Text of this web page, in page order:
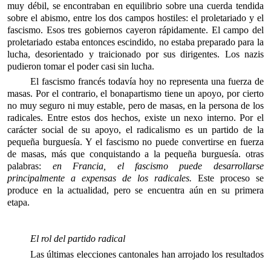
muy débil, se encontraban en equilibrio sobre una cuerda tendida
sobre el abismo, entre los dos campos hostiles: el proletariado y el
fascismo. Esos tres gobiernos cayeron rápidamente. El campo del
proletariado estaba entonces escindido, no estaba preparado para la
lucha, desorientado y traicionado por sus dirigentes. Los nazis
pudieron tomar el poder casi sin lucha.
El fascismo francés todavía hoy no representa una fuerza de
masas. Por el contrario, el bonapartismo tiene un apoyo, por cierto
no muy seguro ni muy estable, pero de masas, en la persona de los
radicales. Entre estos dos hechos, existe un nexo interno. Por el
carácter social de su apoyo, el radicalismo es un partido de la
pequeña burguesía. Y el fascismo no puede convertirse en fuerza
de masas, más que conquistando a la pequeña burguesía. otras
palabras: en Francia, el fascismo puede desarrollarse
principalmente a expensas de los radicales. Este proceso se
produce en la actualidad, pero se encuentra aún en su primera
etapa.
El rol del partido radical
Las últimas elecciones cantonales han arrojado los resultados